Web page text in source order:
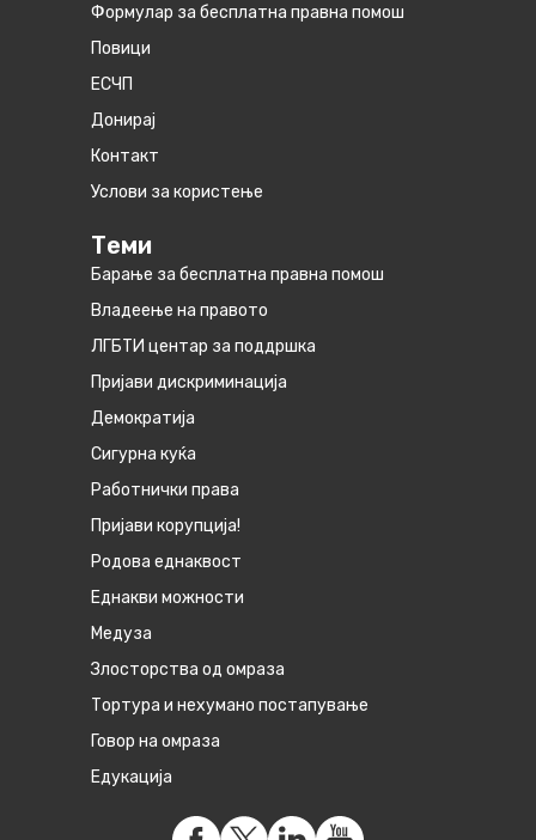
Формулар за бесплатна правна помош
Повици
ЕСЧП
Донирај
Контакт
Услови за користење
Теми
Барање за бесплатна правна помош
Владеење на правото
ЛГБТИ центар за поддршка
Пријави дискриминација
Демократија
Сигурна куќа
Работнички права
Пријави корупција!
Родова еднаквост
Eднакви можности
Медуза
Злосторства од омраза
Тортура и нехумано постапување
Говор на омраза
Едукација